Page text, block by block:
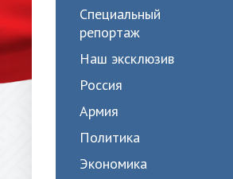
Специальный
репортаж
Наш эксклюзив
Россия
Армия
Политика
Экономика